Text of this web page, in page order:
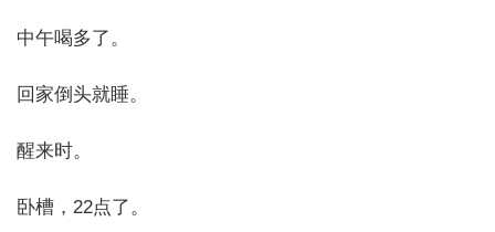
中午喝多了。
回家倒头就睡。
醒来时。
卧槽，22点了。